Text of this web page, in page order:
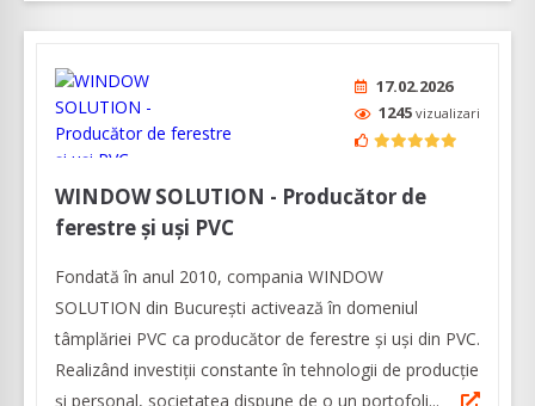
17.02.2026
1245 vizualizari
WINDOW SOLUTION - Producător de
ferestre şi uşi PVC
Fondată în anul 2010, compania WINDOW
SOLUTION din Bucureşti activează în domeniul
tâmplăriei PVC ca producător de ferestre și uși din PVC.
Realizând investiții constante în tehnologii de producție
și personal, societatea dispune de o un portofoli...